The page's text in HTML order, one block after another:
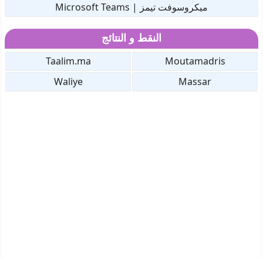
ميكروسوفت تيمز | Microsoft Teams
النقط و النتائج
Moutamadris
Taalim.ma
Massar
Waliye